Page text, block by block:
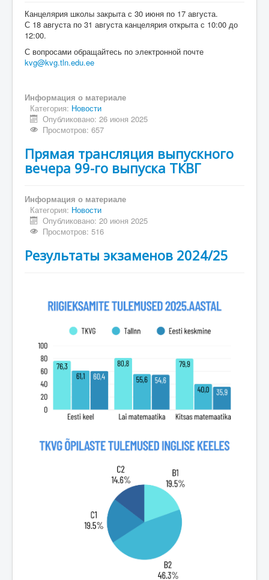
Общая информация
Контакт
Логин
Канцелярия школы закрыта с 30 июня по 17 августа.
С 18 августа по 31 августа канцелярия открыта с 10:00 до
12:00.
С вопросами обращайтесь по электронной почте
kvg@kvg.tln.edu.ee
Информация о материале
Категория: Новости
Опубликовано: 26 июня 2025
Просмотров: 657
Прямая трансляция выпускного
вечера 99-го выпуска ТКВГ
Информация о материале
Категория: Новости
Опубликовано: 20 июня 2025
Просмотров: 516
Результаты экзаменов 2024/25